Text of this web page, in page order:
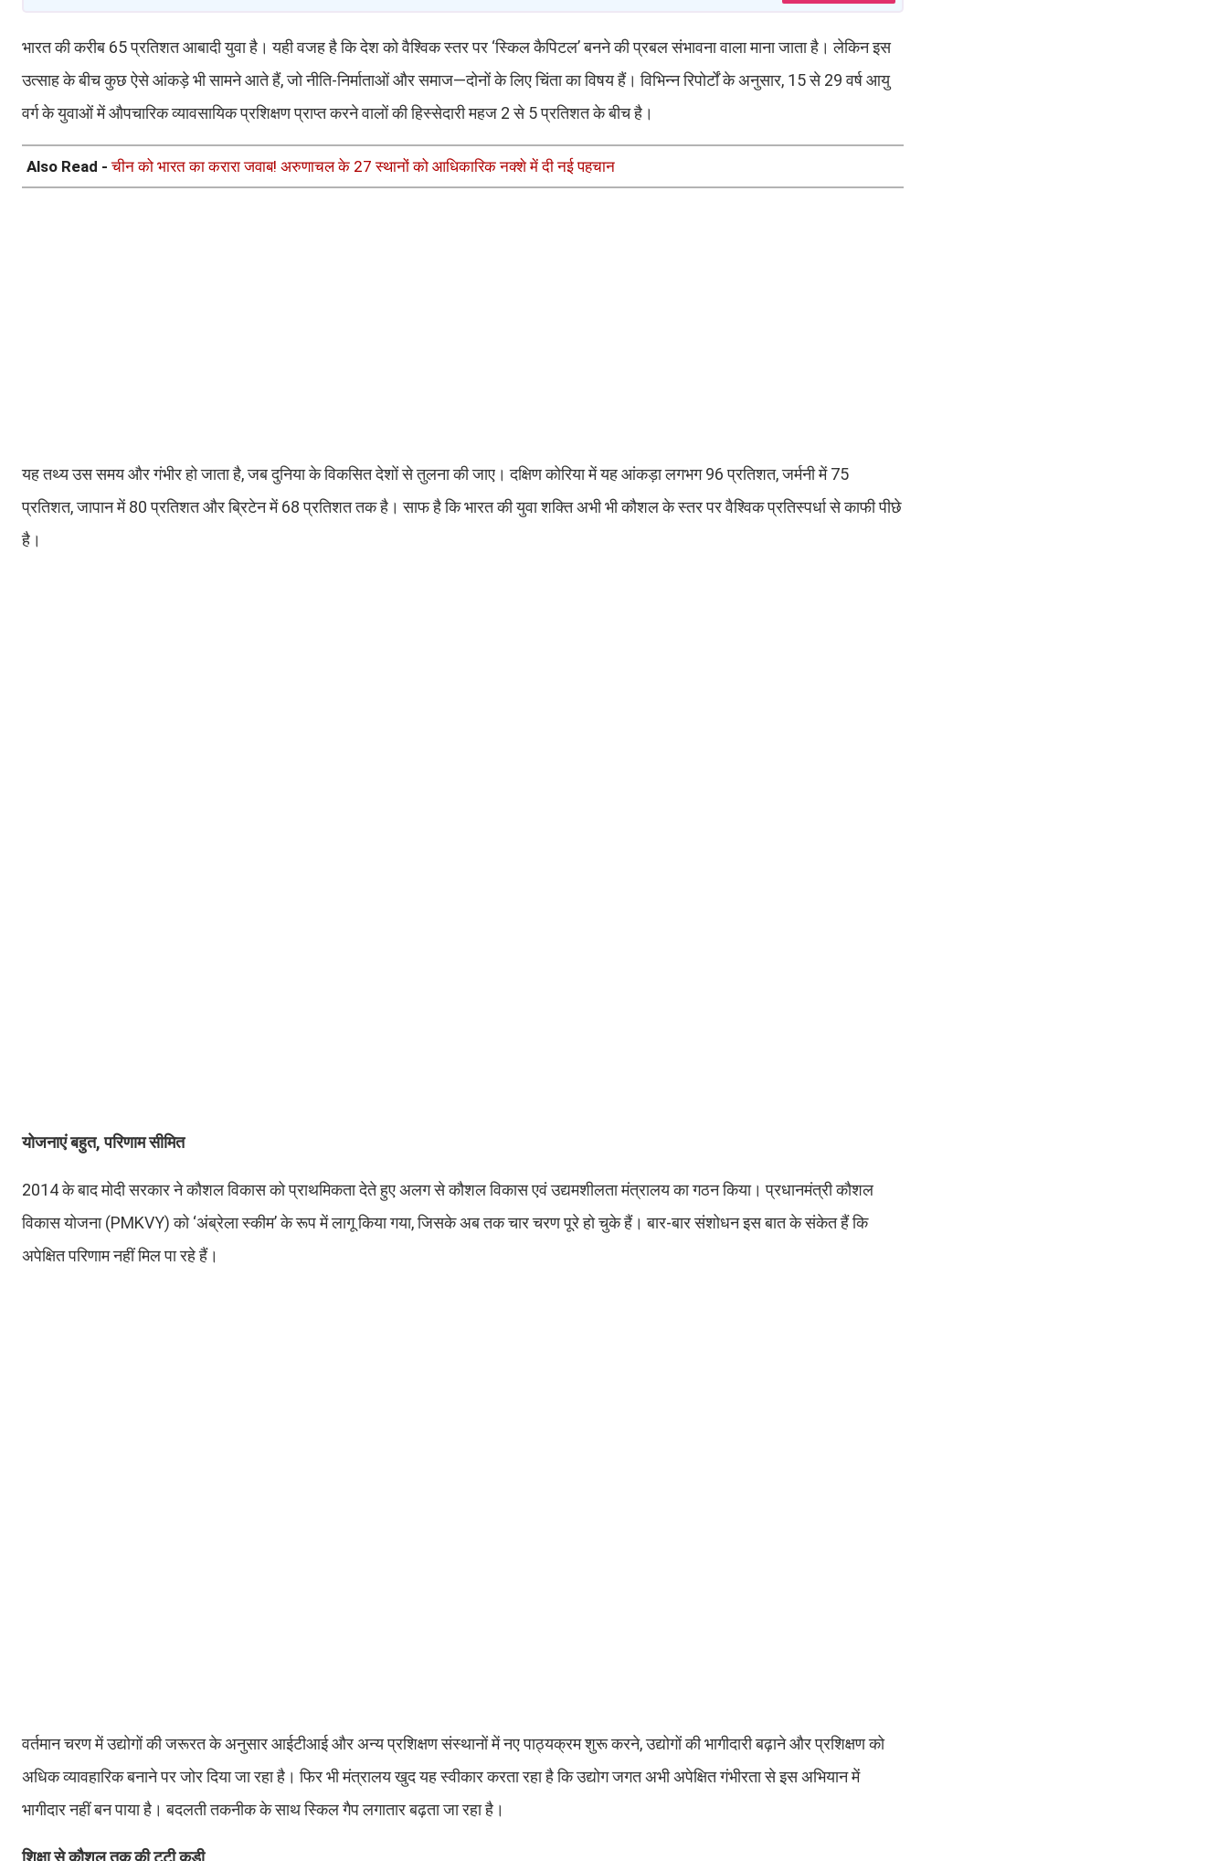
भारत की करीब 65 प्रतिशत आबादी युवा है। यही वजह है कि देश को वैश्विक स्तर पर ‘स्किल कैपिटल’ बनने की प्रबल संभावना वाला माना जाता है। लेकिन इस
उत्साह के बीच कुछ ऐसे आंकड़े भी सामने आते हैं, जो नीति-निर्माताओं और समाज—दोनों के लिए चिंता का विषय हैं। विभिन्न रिपोर्टों के अनुसार, 15 से 29 वर्ष आयु
वर्ग के युवाओं में औपचारिक व्यावसायिक प्रशिक्षण प्राप्त करने वालों की हिस्सेदारी महज 2 से 5 प्रतिशत के बीच है।
Also Read -चीन को भारत का करारा जवाब! अरुणाचल के 27 स्थानों को आधिकारिक नक्शे में दी नई पहचान
यह तथ्य उस समय और गंभीर हो जाता है, जब दुनिया के विकसित देशों से तुलना की जाए। दक्षिण कोरिया में यह आंकड़ा लगभग 96 प्रतिशत, जर्मनी में 75
प्रतिशत, जापान में 80 प्रतिशत और ब्रिटेन में 68 प्रतिशत तक है। साफ है कि भारत की युवा शक्ति अभी भी कौशल के स्तर पर वैश्विक प्रतिस्पर्धा से काफी पीछे
है।
योजनाएं बहुत, परिणाम सीमित
2014 के बाद मोदी सरकार ने कौशल विकास को प्राथमिकता देते हुए अलग से कौशल विकास एवं उद्यमशीलता मंत्रालय का गठन किया। प्रधानमंत्री कौशल
विकास योजना (PMKVY) को ‘अंब्रेला स्कीम’ के रूप में लागू किया गया, जिसके अब तक चार चरण पूरे हो चुके हैं। बार-बार संशोधन इस बात के संकेत हैं कि
अपेक्षित परिणाम नहीं मिल पा रहे हैं।
वर्तमान चरण में उद्योगों की जरूरत के अनुसार आईटीआई और अन्य प्रशिक्षण संस्थानों में नए पाठ्यक्रम शुरू करने, उद्योगों की भागीदारी बढ़ाने और प्रशिक्षण को
अधिक व्यावहारिक बनाने पर जोर दिया जा रहा है। फिर भी मंत्रालय खुद यह स्वीकार करता रहा है कि उद्योग जगत अभी अपेक्षित गंभीरता से इस अभियान में
भागीदार नहीं बन पाया है। बदलती तकनीक के साथ स्किल गैप लगातार बढ़ता जा रहा है।
शिक्षा से कौशल तक की टूटी कड़ी